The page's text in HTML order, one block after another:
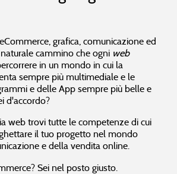
grafica, comunicazione ed
cammino che ogni web
in un mondo in cui la
sempre più multimediale e le
e delle App sempre più belle e
d'accordo?
web trovi tutte le competenze di cui
il tuo progetto nel mondo
e della vendita online.
Sei nel posto giusto.